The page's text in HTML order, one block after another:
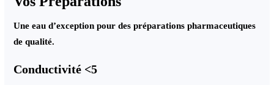
Une eau d’exception pour des préparations pharmaceutiques
de qualité.
Conductivité <5